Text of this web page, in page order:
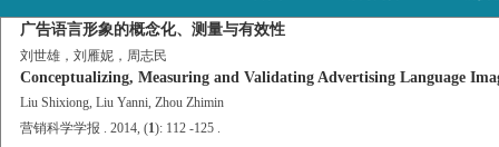
广告语言形象的概念化、测量与有效性
刘世雄，刘雁妮，周志民
Conceptualizing, Measuring and Validating Advertising Language
Liu Shixiong, Liu Yanni, Zhou Zhimin
营销科学学报 . 2014, (1): 112 -125 .